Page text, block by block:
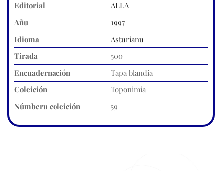
Editorial
ALLA
Añu
1997
Idioma
Asturianu
Tirada
500
Encuadernación
Tapa blandia
Coleición
Toponimia
Númberu coleición
59